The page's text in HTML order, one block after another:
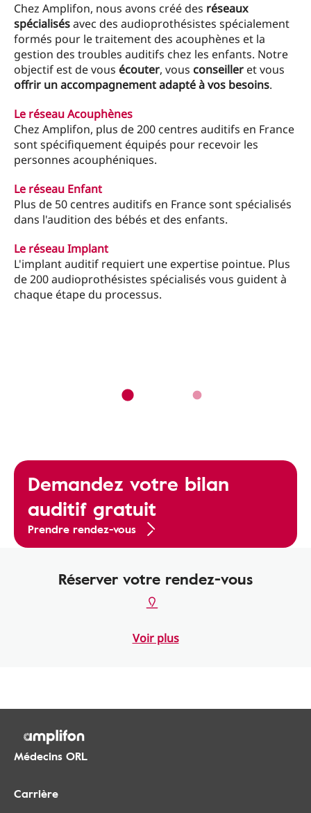
Chez Amplifon, nous avons créé des réseaux
spécialisésavec des audioprothésistes spécialement
formés pour le traitement des acouphènes et la
gestion des troubles auditifs chez les enfants. Notre
objectif est de vous écouter, vous conseiller et vous
offrir un accompagnement adapté à vos besoins.
Le réseau Acouphènes
Chez Amplifon, plus de 200 centres auditifs en France
sont spécifiquement équipés pour recevoir les
personnes acouphéniques.
Le réseau Enfant
Plus de 50 centres auditifs en France sont spécialisés
dans l'audition des bébés et des enfants.
Le réseau Implant
L'implant auditif requiert une expertise pointue. Plus
de 200 audioprothésistes spécialisés vous guident à
chaque étape du processus.
Demandez votre bilan
auditif gratuit
Prendre rendez-vous
Réserver votre rendez-vous
Voir plus
Médecins ORL
Carrière